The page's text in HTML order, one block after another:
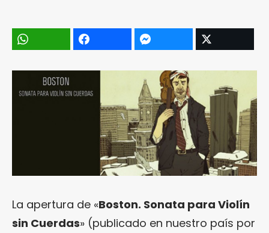
La apertura de «Boston. Sonata para Violín
sin Cuerdas» (publicado en nuestro país por